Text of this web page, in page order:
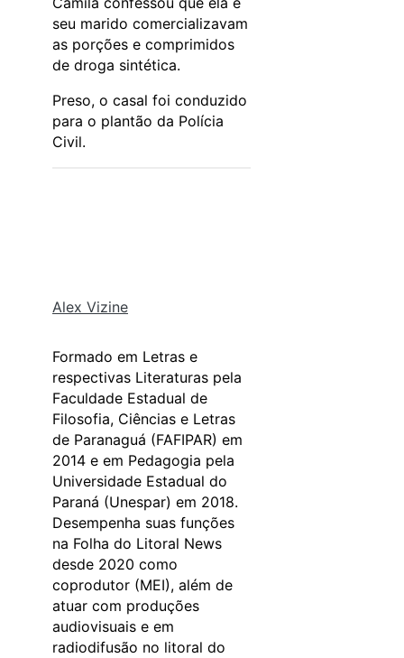
seu marido comercializavam
as porções e comprimidos
de droga sintética.
Preso, o casal foi conduzido
para o plantão da Polícia
Civil.
Alex Vizine
Formado em Letras e
respectivas Literaturas pela
Faculdade Estadual de
Filosofia, Ciências e Letras
de Paranaguá (FAFIPAR) em
2014 e em Pedagogia pela
Universidade Estadual do
Paraná (Unespar) em 2018.
Desempenha suas funções
na Folha do Litoral News
desde 2020 como
coprodutor (MEI), além de
atuar com produções
audiovisuais e em
radiodifusão no litoral do